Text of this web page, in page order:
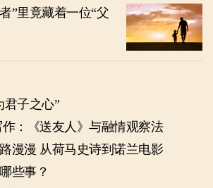
”里竟藏着一位“父
君子之心”
：《送友人》与融情观察法
漫漫 从荷马史诗到诺兰电影
些事？